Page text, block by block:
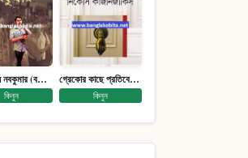
কলিকাতায় নবকুমার (বঙ্কিম পুরষ্কারে সম্মানিত)(মানবিক মেগা উপন্যাস)
কিনুন
গ্রেকোর কাছে প্রতিবেদন : আত্মজীবনী
কিনুন